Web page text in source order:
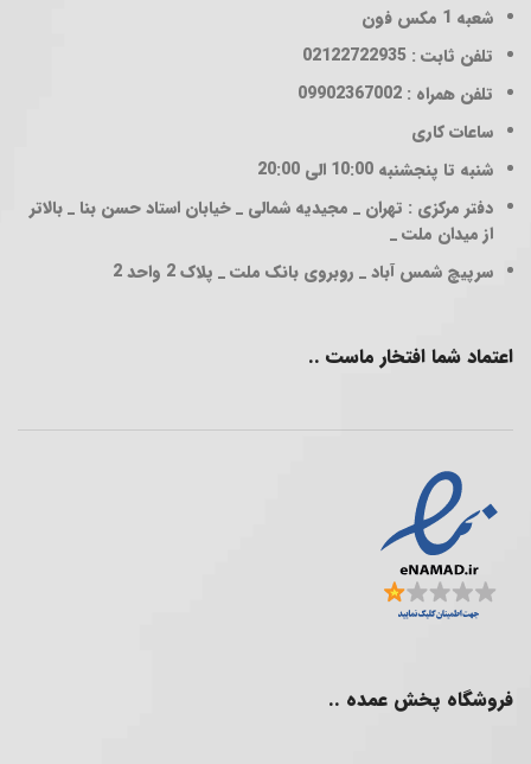
شعبه 1
مکس فون
تلفن ثابت : 02122722935
تلفن همراه : 09902367002
ساعات کاری
شنبه تا پنجشنبه 10:00 الی 20:00
دفتر مرکزی : تهران _ مجیدیه شمالی _ خیابان استاد حسن بنا _ بالاتر
از میدان ملت _
سرپیچ شمس آباد _ روبروی بانک ملت _ پلاک 2 واحد 2
اعتماد شما افتخار ماست ..
فروشگاه پخش عمده ..